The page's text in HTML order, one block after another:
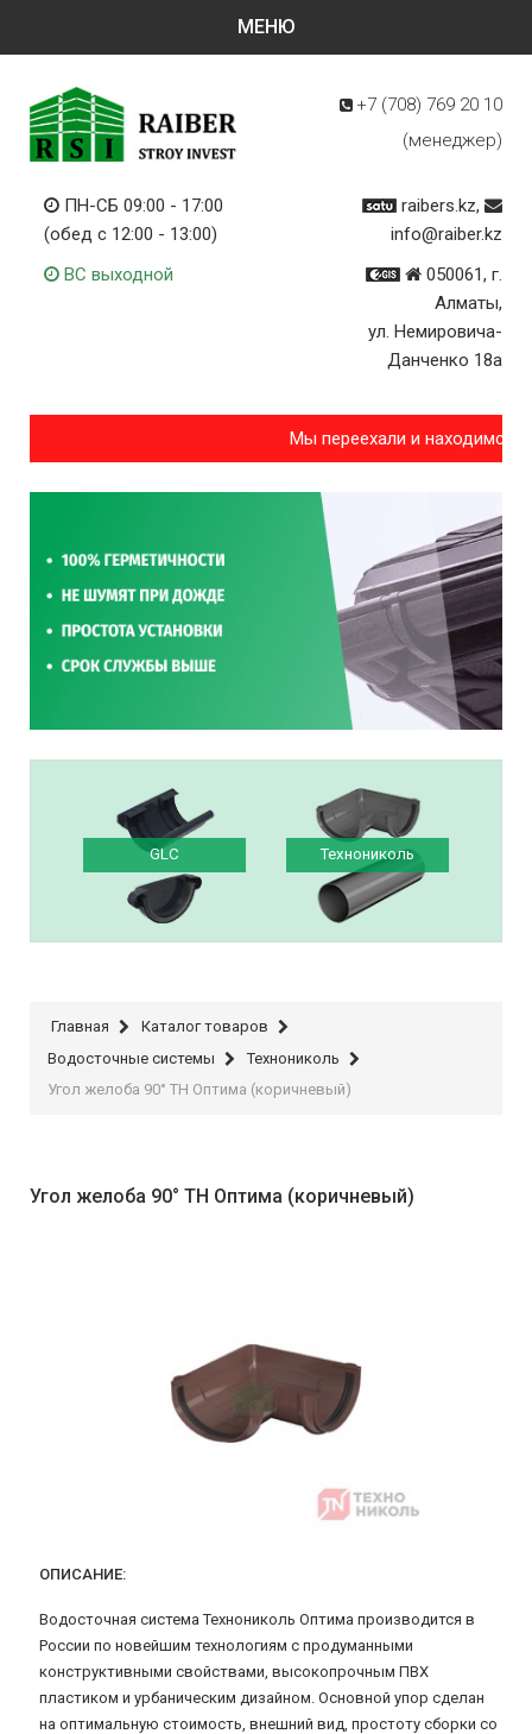
+7 (708) 769 20 10
(менеджер)
ПН-СБ 09:00 - 17:00
(обед с 12:00 - 13:00)
ВС выходной
raibers.kz,
info@raiber.kz
050061, г.
Алматы,
ул. Немировича-
Данченко 18а
Мы переехали и
GLC Технониколь
Главная
Каталог товаров
Водосточные системы
Технониколь
Угол желоба 90° ТН Оптима (коричневый)
Угол желоба 90° ТН Оптима (коричневый)
ОПИСАНИЕ:
Водосточная система Технониколь Оптима производится в
России по новейшим технологиям с продуманными
конструктивными свойствами, высокопрочным ПВХ
пластиком и урбаническим дизайном. Основной упор сделан
на оптимальную стоимость, внешний вид, простоту сборки со